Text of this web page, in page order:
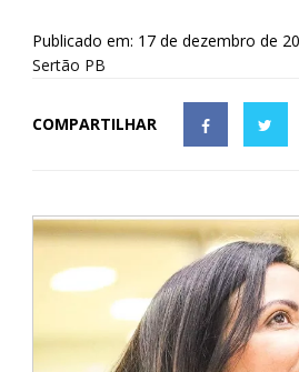
Publicado em: 17 de dezembro de
Sertão PB
COMPARTILHAR